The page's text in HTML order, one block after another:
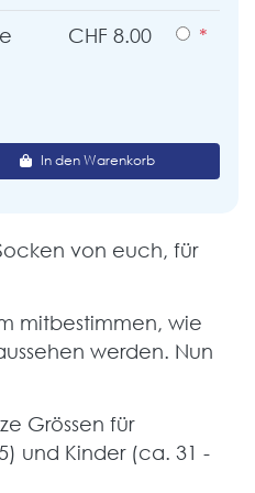
CHF 8.00
In den Warenkorb
von euch, für
mitbestimmen, wie
werden. Nun
Grössen für
und Kinder (ca. 31 -